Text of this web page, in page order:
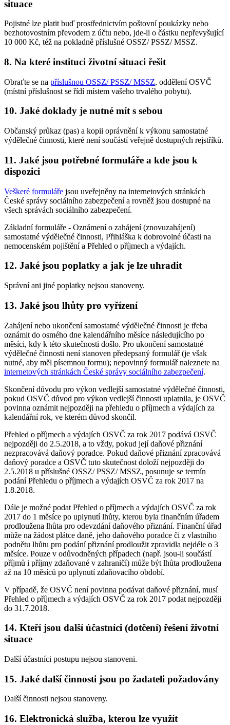
situace
Pojistné lze platit buď prostřednictvím poštovní poukázky nebo
bezhotovostním převodem z účtu nebo, jde-li o částku nepřevyšující
10 000 Kč, též na pokladně příslušné OSSZ/ PSSZ/ MSSZ.
8. Na které instituci životní situaci řešit
Obraťte se na příslušnou OSSZ/ PSSZ/ MSSZ, oddělení OSVČ
(místní příslušnost se řídí místem vašeho trvalého pobytu).
10. Jaké doklady je nutné mít s sebou
Občanský průkaz (pas) a kopii oprávnění k výkonu samostatné
výdělečné činnosti, které není součástí veřejně dostupných rejstříků.
11. Jaké jsou potřebné formuláře a kde jsou k
dispozici
Veškeré formuláře jsou uveřejněny na internetových stránkách
České správy sociálního zabezpečení a rovněž jsou dostupné na
všech správách sociálního zabezpečení.
Základní formuláře - Oznámení o zahájení (znovuzahájení)
samostatné výdělečné činnosti, Přihláška k dobrovolné účasti na
nemocenském pojištění a Přehled o příjmech a výdajích.
12. Jaké jsou poplatky a jak je lze uhradit
Správní ani jiné poplatky nejsou stanoveny.
13. Jaké jsou lhůty pro vyřízení
Zahájení nebo ukončení samostatné výdělečné činnosti je třeba
oznámit do osmého dne kalendářního měsíce následujícího po
měsíci, kdy k této skutečnosti došlo. Pro ukončení samostatné
výdělečné činnosti není stanoven předepsaný formulář (je však
nutné, aby měl písemnou formu); nepovinný formulář naleznete na
internetových stránkách České správy sociálního zabezpečení.
Skončení důvodu pro výkon vedlejší samostatné výdělečné činnosti,
pokud OSVČ důvod pro výkon vedlejší činnosti uplatnila, je OSVČ
povinna oznámit nejpozději na přehledu o příjmech a výdajích za
kalendářní rok, ve kterém důvod skončil.
Přehled o příjmech a výdajích OSVČ za rok 2017 podává OSVČ
nejpozději do 2.5.2018, a to vždy, pokud její daňové přiznání
nezpracovává daňový poradce. Pokud daňové přiznání zpracovává
daňový poradce a OSVČ tuto skutečnost doloží nejpozději do
2.5.2018 u příslušné OSSZ/ PSSZ/ MSSZ, posunuje se termín
podání Přehledu o příjmech a výdajích OSVČ za rok 2017 na
1.8.2018.
Dále je možné podat Přehled o příjmech a výdajích OSVČ za rok
2017 do 1 měsíce po uplynutí lhůty, kterou byla finančním úřadem
prodloužena lhůta pro odevzdání daňového přiznání. Finanční úřad
může na žádost plátce daně, jeho daňového poradce či z vlastního
podnětu lhůtu pro podání přiznání prodloužit zpravidla nejdéle o 3
měsíce. Pouze v odůvodněných případech (např. jsou-li součástí
příjmů i příjmy zdaňované v zahraničí) může být lhůta prodloužena
až na 10 měsíců po uplynutí zdaňovacího období.
V případě, že OSVČ není povinna podávat daňové přiznání, musí
Přehled o příjmech a výdajích OSVČ za rok 2017 podat nejpozději
do 31.7.2018.
14. Kteří jsou další účastníci (dotčení) řešení životní
situace
Další účastníci postupu nejsou stanoveni.
15. Jaké další činnosti jsou po žadateli požadovány
Další činnosti nejsou stanoveny.
16. Elektronická služba, kterou lze využít